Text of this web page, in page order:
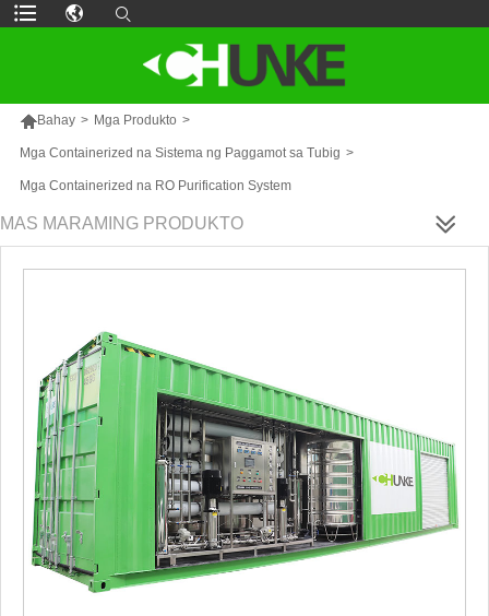
Bahay > Mga Produkto >
Mga Containerized na Sistema ng Paggamot sa Tubig >
Mga Containerized na RO Purification System
MAS MARAMING PRODUKTO